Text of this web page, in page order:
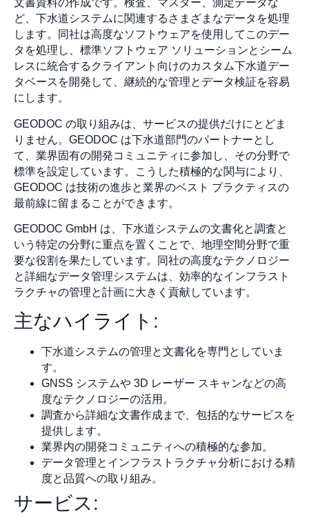
文書資料の作成です。検査、マスター、測定データな
ど、下水道システムに関連するさまざまなデータを処理
します。同社は高度なソフトウェアを使用してこのデー
タを処理し、標準ソフトウェア ソリューションとシーム
レスに統合するクライアント向けのカスタム下水道デー
タベースを開発して、継続的な管理とデータ検証を容易
にします。
GEODOC の取り組みは、サービスの提供だけにとどま
りません。GEODOC は下水道部門のパートナーとし
て、業界固有の開発コミュニティに参加し、その分野で
標準を設定しています。こうした積極的な関与により、
GEODOC は技術の進歩と業界のベスト プラクティスの
最前線に留まることができます。
GEODOC GmbH は、下水道システムの文書化と調査と
いう特定の分野に重点を置くことで、地理空間分野で重
要な役割を果たしています。同社の高度なテクノロジー
と詳細なデータ管理システムは、効率的なインフラスト
ラクチャの管理と計画に大きく貢献しています。
主なハイライト:
下水道システムの管理と文書化を専門としていま
す。
GNSS システムや 3D レーザー スキャンなどの高
度なテクノロジーの活用。
調査から詳細な文書作成まで、包括的なサービスを
提供します。
業界内の開発コミュニティへの積極的な参加。
データ管理とインフラストラクチャ分析における精
度と品質への取り組み。
サービス: